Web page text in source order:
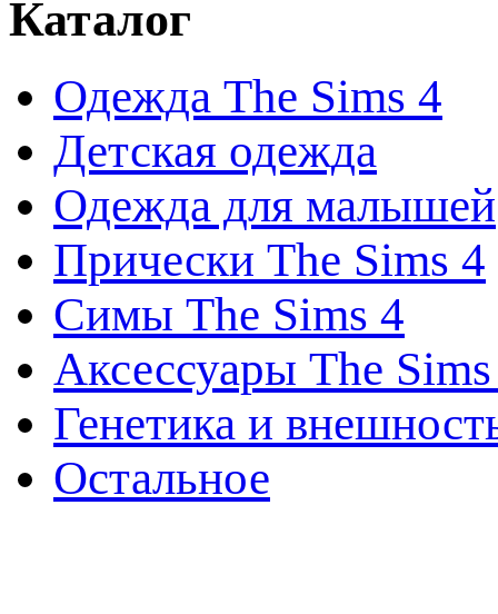
Каталог
Одежда The Sims 4
Детская одежда
Одежда для малышей
Прически The Sims 4
Симы The Sims 4
Аксессуары The
Генетика и
Остальное